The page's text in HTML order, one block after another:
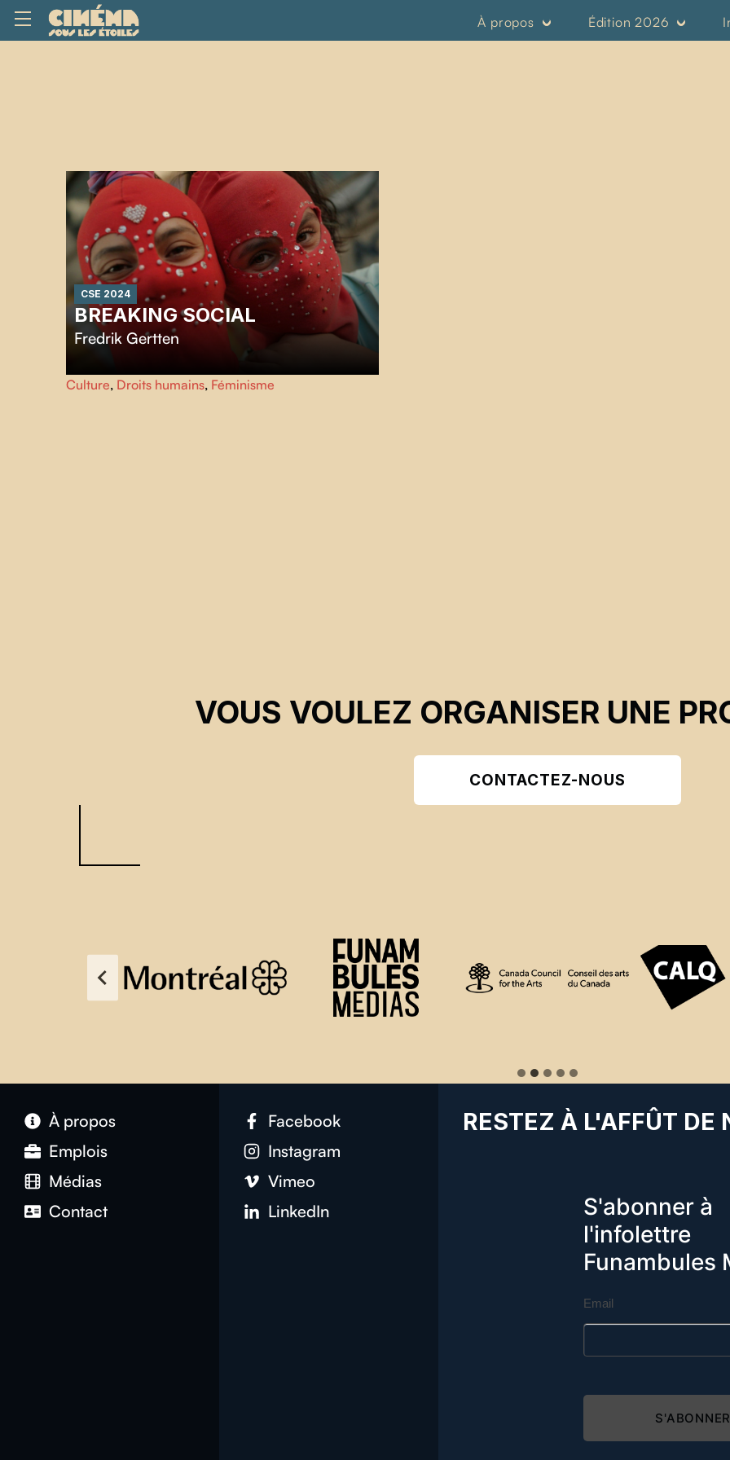
À propos Édition 2026
CSE 2024
BREAKING SOCIAL
Fredrik Gertten
Breaking Social explore les possibilités de surmonter
l'injustice et la corruption. Ce film vise à réimaginer les
Culture, Droits humains, Féminisme
VOUS VOULEZ ORGANISER UNE
CONTACTEZ-NOUS
À propos
Emplois
Médias
Contact
Facebook
Instagram
Vimeo
LinkedIn
RESTEZ À L'AFFÛT DE
S'abonner à
l'infolettre
Funambules
Email
S'ABONNER